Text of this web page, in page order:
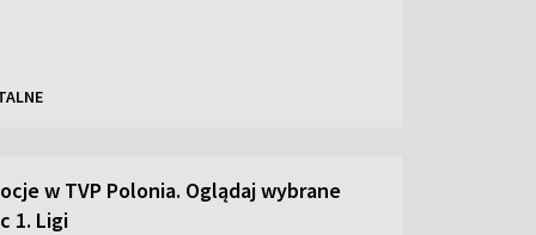
w TVP Polonia. Oglądaj wybrane
1. Ligi